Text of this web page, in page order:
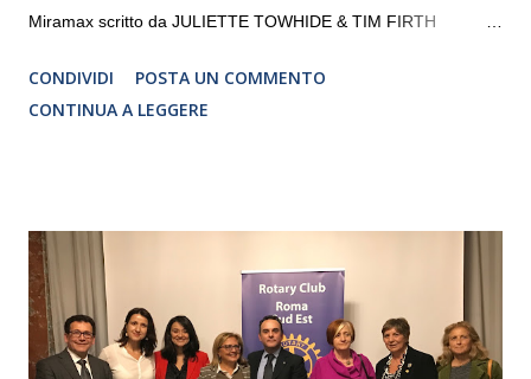
Miramax scritto da JULIETTE TOWHIDE & TIM FIRTH
CRISTINA PEZZOLI
CONDIVIDI
POSTA UN COMMENTO
CONTINUA A LEGGERE